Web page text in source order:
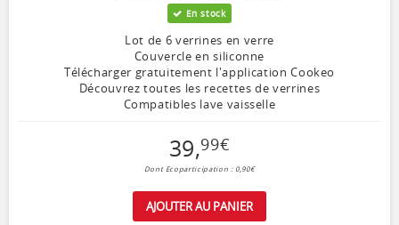
En stock
Lot de 6 verrines en verre
Couvercle en siliconne
Télécharger gratuitement l'application Cookeo
Découvrez toutes les recettes de verrines
Compatibles lave vaisselle
39,99€
Dont Ecoparticipation : 0,90€
AJOUTER AU PANIER